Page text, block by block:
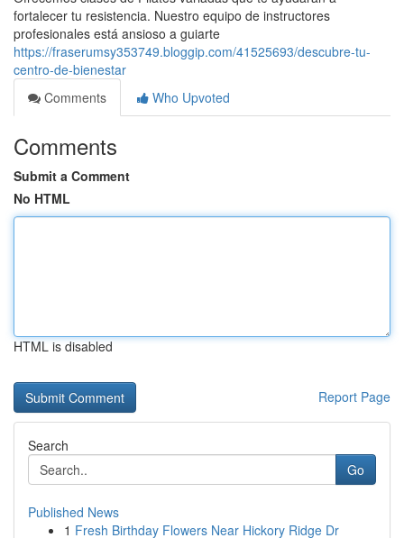
fortalecer tu resistencia. Nuestro equipo de instructores
profesionales está ansioso a guiarte
https://fraserumsy353749.bloggip.com/41525693/descubre-tu-
centro-de-bienestar
Comments
Who Upvoted
Comments
Submit a Comment
No HTML
HTML is disabled
Report Page
Search
Go
Published News
1 Fresh Birthday Flowers Near Hickory Ridge Dr